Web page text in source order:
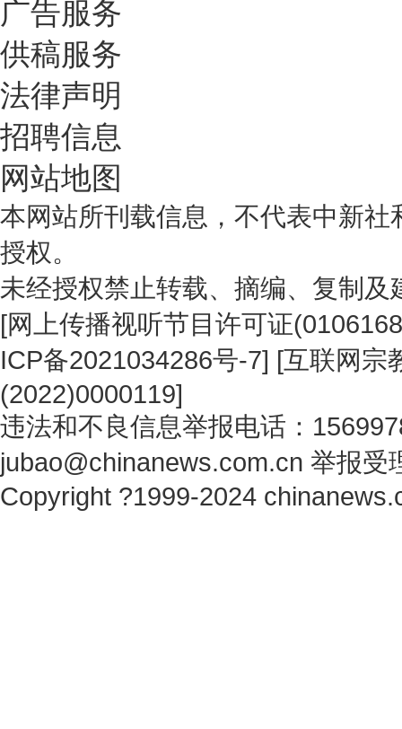
广告服务
供稿服务
法律声明
招聘信息
网站地图
本网站所刊载信息，不代表中新
授权。
未经授权禁止转载、摘编、复制
[网上传播视听节目许可证
ICP备2021034286号-7] [互联网宗
(2022)0000119]
违法和不良信息举报电话：
jubao@chinanews.com.cn 举报受
Copyright ?1999-2024